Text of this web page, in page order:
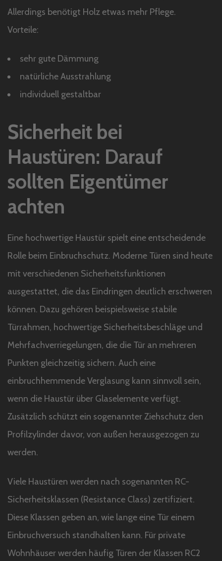
Allerdings benötigt Holz etwas mehr Pflege.
Vorteile:
sehr gute Dämmung
natürliche Ausstrahlung
individuell gestaltbar
Sicherheit bei
Haustüren: Darauf
sollten Eigentümer
achten
Eine hochwertige Haustür spielt eine entscheidende
Rolle beim Einbruchschutz. Moderne Türen sind heute
mit verschiedenen Sicherheitsfunktionen
ausgestattet, die das Eindringen deutlich erschweren
können. Dazu gehören beispielsweise stabile
Türrahmen, hochwertige Sicherheitsbeschläge und
Mehrfachverriegelungen, die die Tür an mehreren
Punkten gleichzeitig sichern. Auch eine
einbruchhemmende Verglasung kann sinnvoll sein,
wenn die Haustür über Glaselemente verfügt.
Zusätzlich schützt ein sogenannter Ziehschutz den
Profilzylinder davor, von außen herausgezogen zu
werden.
Viele Haustüren werden nach sogenannten RC-
Sicherheitsklassen (Resistance Class) zertifiziert.
Diese Klassen geben an, wie lange eine Tür einem
Einbruchversuch standhalten kann. Für private
Wohnhäuser werden häufig Türen der Klassen RC2